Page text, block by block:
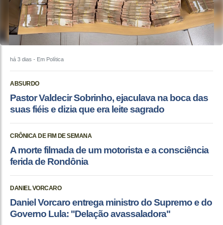
há 3 dias - Em Política
ABSURDO
Pastor Valdecir Sobrinho, ejaculava na boca das
suas fiéis e dizia que era leite sagrado
CRÔNICA DE FIM DE SEMANA
A morte filmada de um motorista e a consciência
ferida de Rondônia
DANIEL VORCARO
Daniel Vorcaro entrega ministro do Supremo e do
Governo Lula: "Delação avassaladora"